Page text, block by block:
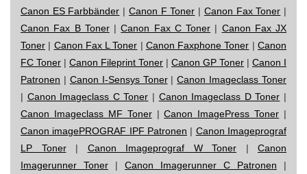
Canon ES Farbbänder | Canon F Toner | Canon Fax Toner |
Canon Fax B Toner|Canon Fax C Toner | Canon Fax JX
Toner | Canon Fax L Toner | Canon Faxphone Toner |Canon
FC Toner | Canon Fileprint Toner | Canon GP Toner | Canon I
Patronen | Canon I-Sensys Toner|Canon Imageclass Toner
| Canon Imageclass C Toner | Canon Imageclass D Toner |
Canon Imageclass MF Toner|Canon ImagePress Toner |
Canon imagePROGRAF IPF Patronen | Canon Imageprograf
LP Toner| Canon Imageprograf W Toner | Canon
Imagerunner Toner | Canon Imagerunner C Patronen |